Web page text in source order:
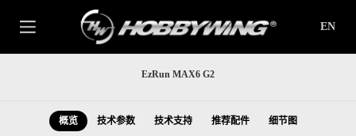
EN
EzRun MAX6 G2
概览 技术参数 技术支持 推荐配件 细节图